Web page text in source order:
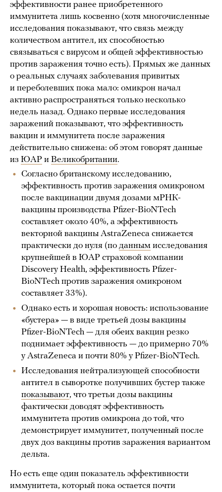
эффективности ранее приобретенного
иммунитета лишь косвенно (хотя многочисленные
исследования показывают, что связь между
количеством антител, их способностью
связываться с вирусом и общей эффективностью
против заражения точно есть). Прямых же данных
о реальных случаях заболевания привитых
и переболевших пока мало: омикрон начал
активно распространяться только несколько
недель назад. Однако первые исследования
заражений показывают, что эффективность
вакцин и иммунитета после заражения
действительно снижена: об этом говорят данные
из ЮАР и Великобритании.
Согласно британскому исследованию,
эффективность против заражения омикроном
после вакцинации двумя дозами мРНК-
вакцины производства Pfizer-BioNTech
составляет около 40%, а эффективность
векторной вакцины AstraZeneca снижается
практически до нуля (по данным исследования
крупнейшей в ЮАР страховой компании
Discovery Health, эффективность Pfizer-
BioNTech против заражения омикроном
составляет 33%).
Однако есть и хорошая новость: использование
«бустера» — в виде третьей дозы вакцины
Pfizer-BioNTech — для обеих вакцин резко
поднимает эффективность — до примерно 70%
у AstraZeneca и почти 80% у Pfizer-BioNTech.
Исследования нейтрализующей способности
антител в сыворотке получивших бустер также
показывают, что третьи дозы вакцины
фактически доводят эффективность
иммунитета против омикрона до той, что
демонстрирует иммунитет, полученный после
двух доз вакцины против заражения вариантом
дельта.
Но есть еще один показатель эффективности
иммунитета, который пока остается почти